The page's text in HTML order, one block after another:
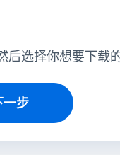
后选择你想要下载
一步